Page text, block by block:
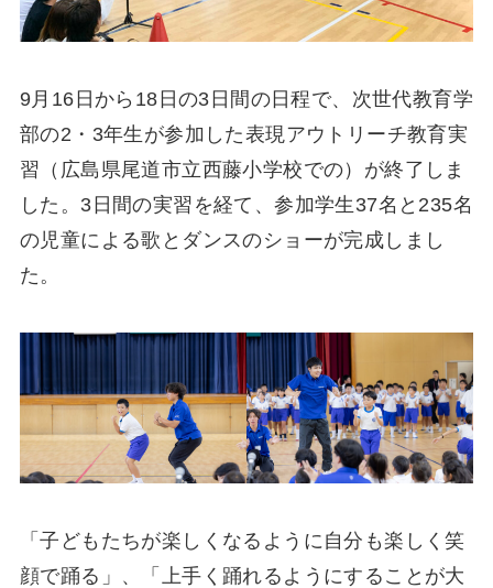
9月16日から18日の3日間の日程で、次世代教育学
部の2・3年生が参加した表現アウトリーチ教育実
習（広島県尾道市立西藤小学校での）が終了しま
した。3日間の実習を経て、参加学生37名と235名
の児童による歌とダンスのショーが完成しまし
た。
「子どもたちが楽しくなるように自分も楽しく笑
顔で踊る」、「上手く踊れるようにすることが大